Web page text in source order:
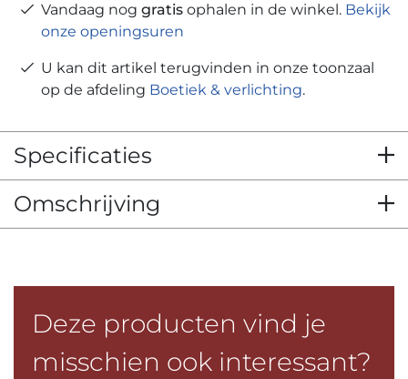
Vandaag nog gratis ophalen in de winkel. Bekijk
onze openingsuren
U kan dit artikel terugvinden in onze toonzaal
op de afdeling Boetiek & verlichting.
Specificaties
Omschrijving
Deze producten vind je
misschien ook interessant?